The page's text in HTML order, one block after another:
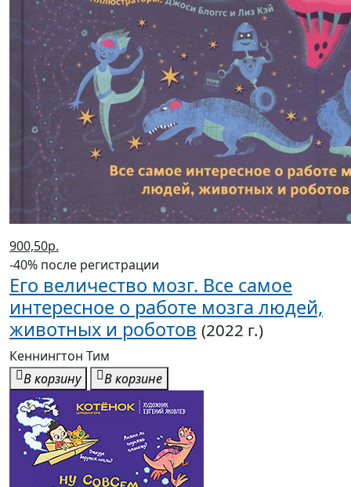
900,50р.
-40% после регистрации
Его величество мозг. Все самое
интересное о работе мозга людей,
животных и роботов (2022 г.)
Кеннингтон Тим
В корзину
В корзине